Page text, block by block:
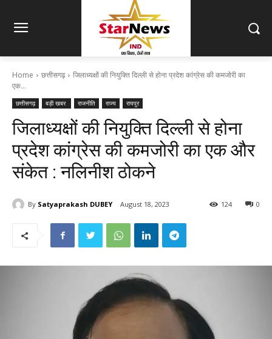
Home छत्तीसगढ़
जिलाध्यक्षों की नियुक्ति दिल्ली से होना प्रदेश कांग्रेस की कमजोरी का
एक...
छत्तीसगढ़ बड़ी खबर राजनीति राज्य रायपुर
जिलाध्यक्षों की नियुक्ति दिल्ली से होना
प्रदेश कांग्रेस की कमजोरी का एक और
संकेत : नलिनीश ठोकने
By Satyaprakash DUBEY August 18, 2023 0
124